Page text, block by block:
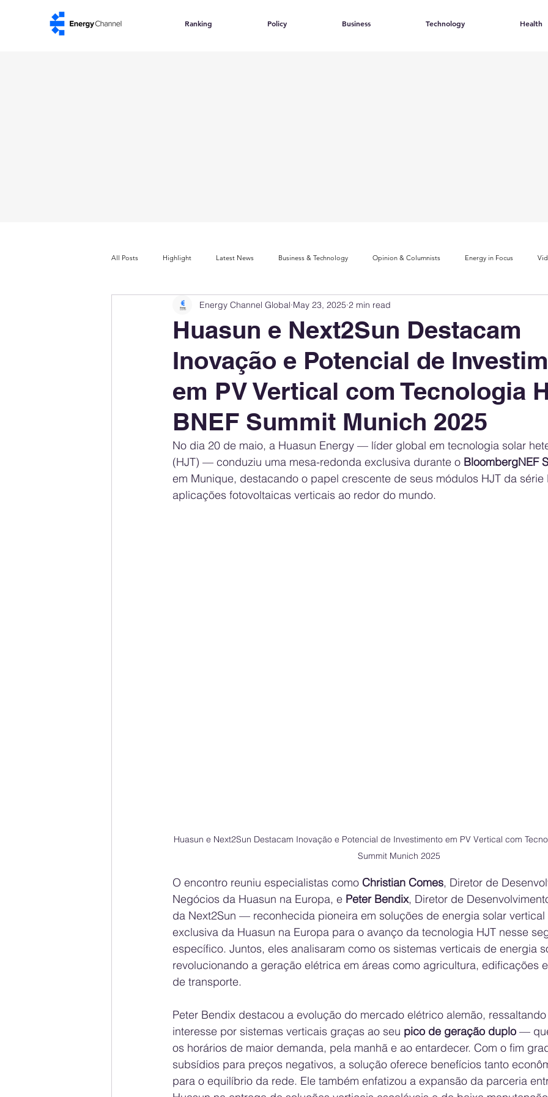
Ranking Policy Business Technology Health
All Posts Highlight Latest News Business & Technology Opinion & Columnists Energy in Focus
Company Rankings Market Leaders Innovation Index Sustainability & ESG Index
Energy Storage Ranking United States Policy Public Policy Energy Policy Brand Perception
Global Policy
Huasun e Next2Sun Destacam
Inovação e Potencial de
em PV Vertical com Tecnologia
BNEF Summit Munich 2025
Energy Channel Global May 23, 2025 2 min read
No dia 20 de maio, a Huasun Energy — líder global em tecnologia solar
(HJT) — conduziu uma mesa-redonda exclusiva durante o BloombergNEF
em Munique, destacando o papel crescente de seus módulos HJT da
aplicações fotovoltaicas verticais ao redor do mundo.
Huasun e Next2Sun Destacam Inovação e Potencial de Investimento em PV Vertical com
Summit Munich 2025
O encontro reuniu especialistas como Christian Comes, Diretor de
Negócios da Huasun na Europa, e Peter Bendix, Diretor de
da Next2Sun — reconhecida pioneira em soluções de energia solar
exclusiva da Huasun na Europa para o avanço da tecnologia HJT nesse
específico. Juntos, eles analisaram como os sistemas verticais de energia
revolucionando a geração elétrica em áreas como agricultura, edificações
de transporte.
Peter Bendix destacou a evolução do mercado elétrico alemão,
interesse por sistemas verticais graças ao seu pico de geração duplo —
os horários de maior demanda, pela manhã e ao entardecer. Com o fim
subsídios para preços negativos, a solução oferece benefícios tanto
para o equilíbrio da rede. Ele também enfatizou a expansão da parceria